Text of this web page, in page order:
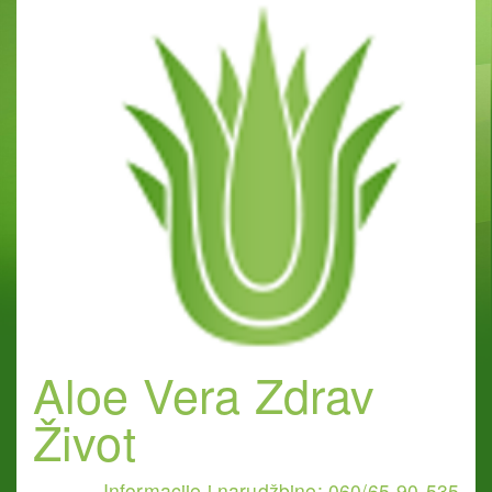
Aloe Vera Zdrav
Život